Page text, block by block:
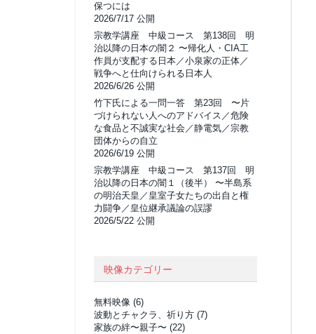
保つには
2026/7/17 公開
宗教学講座 中級コース 第138回 明
治以降の日本の闇２ 〜帰化人・CIA工
作員が支配する日本／小泉家の正体／
戦争へと仕向けられる日本人
2026/6/26 公開
竹下氏による一問一答 第23回 〜片
づけられない人へのアドバイス／危険
な食品と不誠実な社会／静電気／宗教
団体からの自立
2026/6/19 公開
宗教学講座 中級コース 第137回 明
治以降の日本の闇１（後半） 〜半島系
の明治天皇／皇室子女たちの出自と権
力闘争／皇位継承議論の誤謬
2026/5/22 公開
映像カテゴリー
無料映像 (6)
波動とチャクラ、祈り方 (7)
家族の絆〜親子〜 (22)